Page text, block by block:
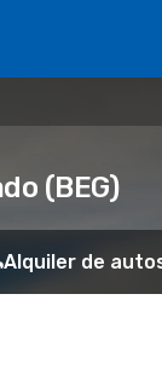
(BEG)
Alquiler de